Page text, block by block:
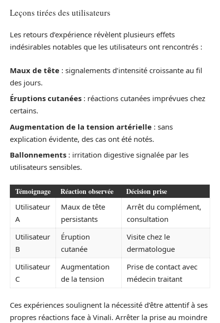
Leçons tirées des utilisateurs
Les retours d’expérience révèlent plusieurs effets
indésirables notables que les utilisateurs ont rencontrés :
Maux de tête : signalements d’intensité croissante au fil
des jours.
Éruptions cutanées : réactions cutanées imprévues chez
certains.
Augmentation de la tension artérielle : sans
explication évidente, des cas ont été notés.
Ballonnements : irritation digestive signalée par les
utilisateurs sensibles.
Témoignage Réaction observée Décision prise
Utilisateur
A
Maux de tête
persistants
Arrêt du complément,
consultation
Utilisateur
B
Éruption
cutanée
Visite chez le
dermatologue
Utilisateur
C
Augmentation
de la tension
Prise de contact avec
médecin traitant
Ces expériences soulignent la nécessité d’être attentif à ses
propres réactions face à Vinali. Arrêter la prise au moindre